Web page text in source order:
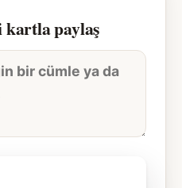
kartla paylaş